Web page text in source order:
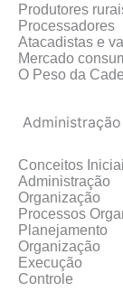
Produtores
Processadores
Atacadistas e
Mercado
O Peso da
Conceitos
Administração
Organização
Processos
Planejamento
Organização
Execução
Controle